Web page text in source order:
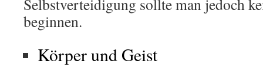
Selbstverteidigung sollte man jedoch
beginnen.
Körper und Geist